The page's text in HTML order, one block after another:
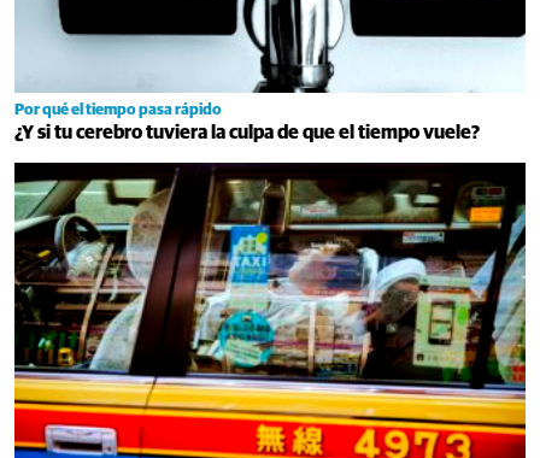
Por qué el tiempo pasa rápido
¿Y si tu cerebro tuviera la culpa de que el tiempo vuele?